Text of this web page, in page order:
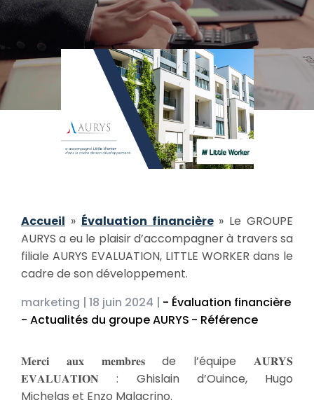
Accueil » Évaluation financière» Le GROUPE
AURYS a eu le plaisir d’accompagner à travers sa
filiale AURYS EVALUATION, LITTLE WORKER dans le
cadre de son développement.
marketing | 18 juin 2024 | - Évaluation financière
- Actualités du groupe AURYS - Référence
𝐌𝐞𝐫𝐜𝐢 𝐚𝐮𝐱 𝐦𝐞𝐦𝐛𝐫𝐞𝐬 de l’équipe 𝐀𝐔𝐑𝐘𝐒
𝐄𝐕𝐀𝐋𝐔𝐀𝐓𝐈𝐎𝐍 : Ghislain d’Ouince, Hugo
Michelas et Enzo Malacrino.